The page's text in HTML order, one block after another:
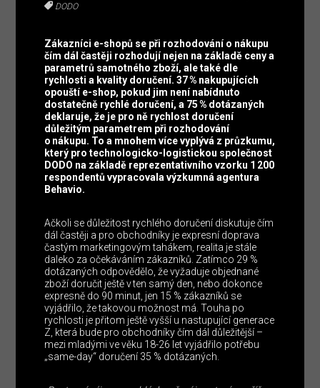
DODO
Zákazníci e-shopů se při rozhodování o nákupu
čím dál častěji rozhodují nejen na základě ceny a
parametrů samotného zboží, ale také dle
rychlosti a kvality doručení. 37 % nakupujících
opouští e-shop, pokud jim není nabídnuto
dostatečně rychlé doručení, a 75 % dotázaných
deklaruje, že je pro ně rychlost doručení
důležitým parametrem při rozhodování
o nákupu. To a mnohem více vyplývá z průzkumu,
který pro technologicko-logistickou společnost
DODO na základě reprezentativního vzorku 1 200
respondentů vypracovala výzkumná agentura
Behavio.
Ačkoli se důležitost rychlého doručení diskutuje čím
dál častěji a pro obchodníky je expresní doprava
častým marketingovým tahákem, realita je stále
daleko za očekáváním zákazníků. Zatímco 29 %
dotázaných odpovědělo, že vyžaduje objednané
zboží doručit ještě v ten samý den, nebo dokonce
expresně do 90 minut, jen 15 % zákazníků se
vyjádřilo, že takovou možnost má. Touha po
rychlosti je přitom ještě vyšší u nastupující generace
Z, která bude pro obchodníky čím dál důležitější –
mezi mladými ve věku 18-26 let vyjádřilo potřebu
„same-day“ doručení 35 % dotázaných.